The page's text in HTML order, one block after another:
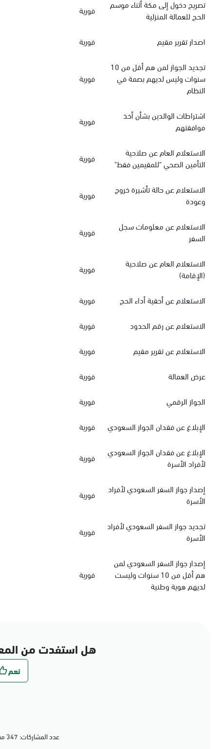
تصريح دخول إلى مكة أثناء موسم
الحج للعمالة المنزلية
فورية
اصدار تقرير مقيم
فورية
تجديد الجواز لمن هم أقل من 10
سنوات وليس لديهم بصمة في
النظام
فورية
اشتراطات الوالدين بشأن أخذ
موافقتهم
فورية
الاستعلام العام عن صلاحية
التأمين الصحي "للمقيمين فقط"
فورية
الاستعلام عن حالة تأشيرة خروج
وعودة
فورية
الاستعلام عن معلومات سجل
السفر
فورية
الاستعلام العام عن صلاحية
(الإقامة)
فورية
الاستعلام عن أحقية أداء الحج
فورية
الاستعلام عن رقم الحدود
فورية
الاستعلام عن تقرير مقيم
فورية
عرض العمالة
فورية
الجواز الرقمي
فورية
الإبلاغ عن فقدان الجواز السعودي
فورية
الإبلاغ عن فقدان الجواز السعودي
لأفراد الأسرة
فورية
‏إصدار جواز السفر السعودي‏‏ لأفراد
الأسرة
فورية
‏تجديد جواز السفر السعودي‏ لأفراد
الأسرة
فورية
إصدار جواز السفر السعودي لمن
هم أقل من 10 سنوات وليست
لديهم هوية وطنية
فورية
هل استفدت من
عدد المشاركات: 347 مشاركة (79%) أعجبهم المحتوى